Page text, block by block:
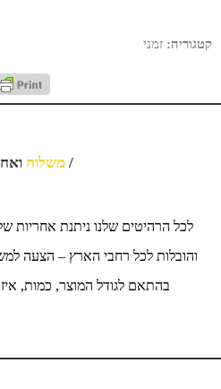
קטגוריה: זמני
/משלוח
לכל הרהיטים שלנו ניתנת אחריות
והובלות לכל רחבי הארץ – הצעה
בהתאם לגודל המוצר, כמות,